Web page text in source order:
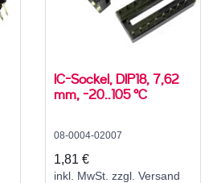
IC-Sockel, DIP18, 7,62
mm, -20..105 °C
08-0004-02007
1,81 €
inkl. MwSt. zzgl. Versand